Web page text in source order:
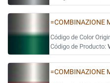
=COMBINAZIONE
Código de Color
Código de Producto:
=COMBINAZIONE